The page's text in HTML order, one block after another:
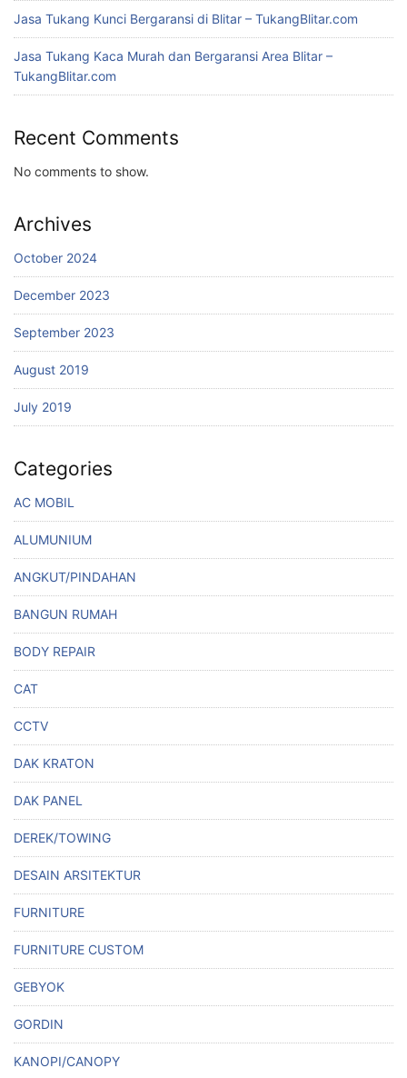
Jasa Tukang Kunci Bergaransi di Blitar – TukangBlitar.com
Jasa Tukang Kaca Murah dan Bergaransi Area Blitar –
TukangBlitar.com
Recent Comments
No comments to show.
Archives
October 2024
December 2023
September 2023
August 2019
July 2019
Categories
AC MOBIL
ALUMUNIUM
ANGKUT/PINDAHAN
BANGUN RUMAH
BODY REPAIR
CAT
CCTV
DAK KRATON
DAK PANEL
DEREK/TOWING
DESAIN ARSITEKTUR
FURNITURE
FURNITURE CUSTOM
GEBYOK
GORDIN
KANOPI/CANOPY